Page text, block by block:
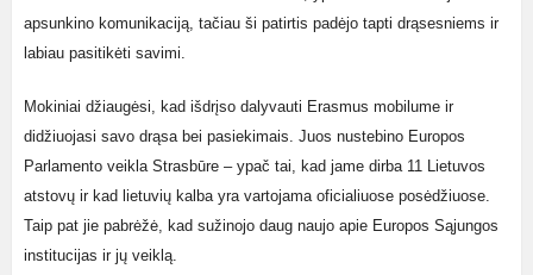
apsunkino komunikaciją, tačiau ši patirtis padėjo tapti drąsesniems ir
labiau pasitikėti savimi.
Mokiniai džiaugėsi, kad išdrįso dalyvauti Erasmus mobilume ir
didžiuojasi savo drąsa bei pasiekimais. Juos nustebino Europos
Parlamento veikla Strasbūre – ypač tai, kad jame dirba 11 Lietuvos
atstovų ir kad lietuvių kalba yra vartojama oficialiuose posėdžiuose.
Taip pat jie pabrėžė, kad sužinojo daug naujo apie Europos Sąjungos
institucijas ir jų veiklą.